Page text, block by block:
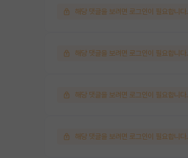
해당 댓글을 보려면 로그인이 필요합니다.
해당 댓글을 보려면 로그인이 필요합니다.
해당 댓글을 보려면 로그인이 필요합니다.
해당 댓글을 보려면 로그인이 필요합니다.